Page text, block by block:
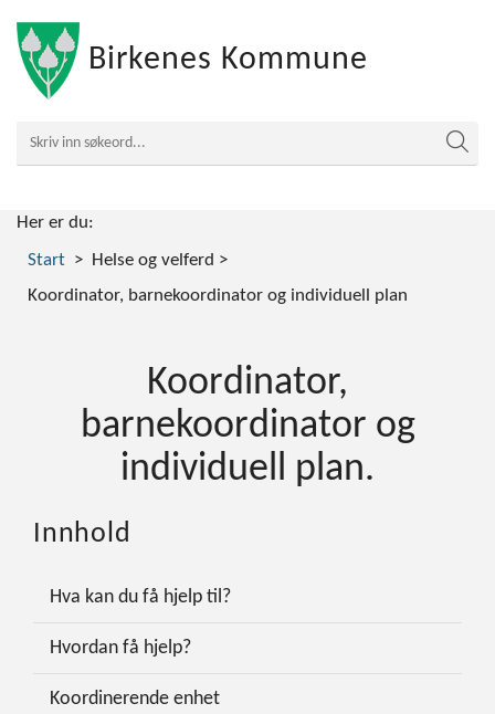
Birkenes Kommune
Her er du:
Start
Helse og velferd
Koordinator, barnekoordinator og individuell plan
Koordinator,
barnekoordinator og
individuell plan.
Innhold
Hva kan du få hjelp til?
Hvordan få hjelp?
Koordinerende enhet